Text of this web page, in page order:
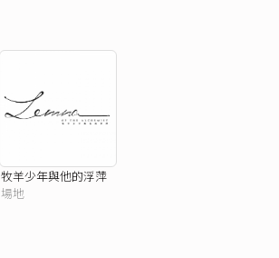
牧羊少年與他的浮萍
場地